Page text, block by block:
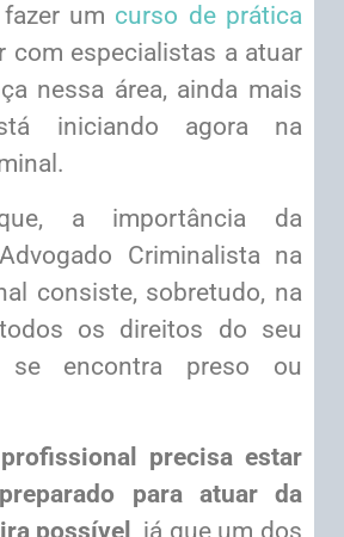
um curso de prática
com especialistas a atuar
nessa área, ainda mais
iniciando agora na
a importância da
Criminalista na
consiste, sobretudo, na
os direitos do seu
se encontra preso ou
precisa estar
para atuar da
possível
, já que um dos